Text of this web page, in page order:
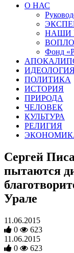
О НАС
НАШИ
Фонд
ПОЛИТИКА
ИСТОРИЯ
ПРИРОДА
ЧЕЛОВЕК
КУЛЬТУРА
РЕЛИГИЯ
Сергей
пытаются
Урале
11.06.2015
0
623
11.06.2015
0
623